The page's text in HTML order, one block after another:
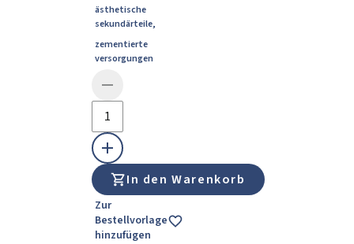
ästhetische
sekundärteile,
zementierte
versorgungen
In den Warenkorb
Zur
Bestellvorlage
hinzufügen